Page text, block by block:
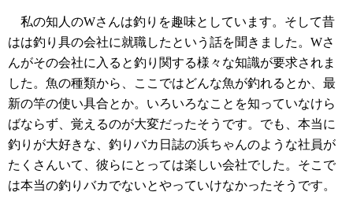
私の知人のWさんは釣りを趣味としています。そして昔
はは釣り具の会社に就職したという話を聞きました。Wさ
んがその会社に入ると釣り関する様々な知識が要求されま
した。魚の種類から、ここではどんな魚が釣れるとか、最
新の竿の使い具合とか。いろいろなことを知っていなけら
ばならず、覚えるのが大変だったそうです。でも、本当に
釣りが大好きな、釣りバカ日誌の浜ちゃんのような社員が
たくさんいて、彼らにとっては楽しい会社でした。そこで
は本当の釣りバカでないとやっていけなかったそうです。